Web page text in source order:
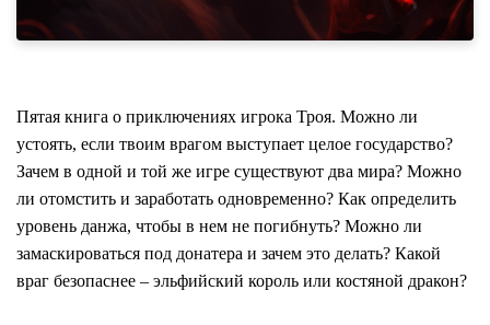
Пятая книга о приключениях игрока Троя. Можно ли
устоять, если твоим врагом выступает целое государство?
Зачем в одной и той же игре существуют два мира? Можно
ли отомстить и заработать одновременно? Как определить
уровень данжа, чтобы в нем не погибнуть? Можно ли
замаскироваться под донатера и зачем это делать? Какой
враг безопаснее – эльфийский король или костяной дракон?